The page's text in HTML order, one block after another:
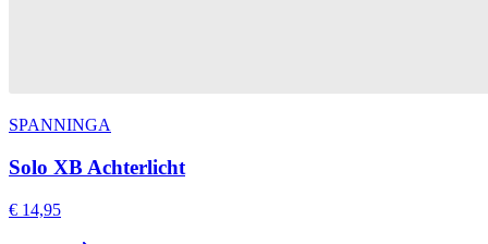
SPANNINGA
Solo XB Achterlicht
€ 14,95